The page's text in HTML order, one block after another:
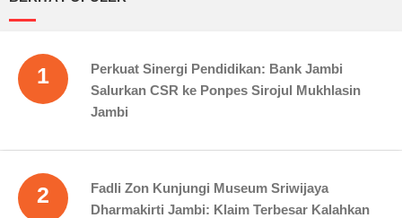
1
Perkuat Sinergi Pendidikan: Bank Jambi
Salurkan CSR ke Ponpes Sirojul Mukhlasin
Jambi
2
Fadli Zon Kunjungi Museum Sriwijaya
Dharmakirti Jambi: Klaim Terbesar Kalahkan